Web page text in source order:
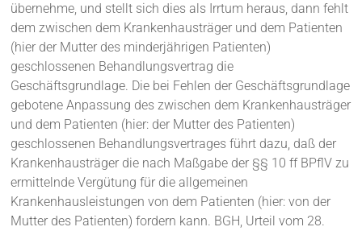
übernehme, und stellt sich dies als Irrtum heraus, dann fehlt
dem zwischen dem Krankenhausträger und dem Patienten
(hier der Mutter des minderjährigen Patienten)
geschlossenen Behandlungsvertrag die
Geschäftsgrundlage. Die bei Fehlen der Geschäftsgrundlage
gebotene Anpassung des zwischen dem Krankenhausträger
und dem Patienten (hier: der Mutter des Patienten)
geschlossenen Behandlungsvertrages führt dazu, daß der
Krankenhausträger die nach Maßgabe der §§ 10 ff BPflV zu
ermittelnde Vergütung für die allgemeinen
Krankenhausleistungen von dem Patienten (hier: von der
Mutter des Patienten) fordern kann. BGH, Urteil vom 28.